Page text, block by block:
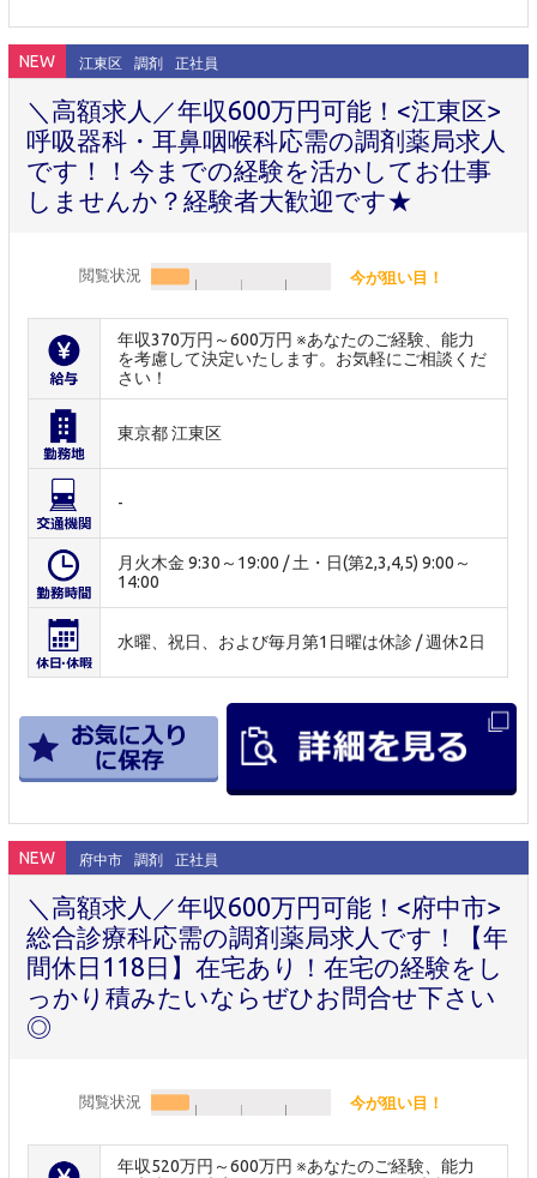
NEW 江東区 調剤 正社員
＼高額求人／年収600万円可能！<江東区>
呼吸器科・耳鼻咽喉科応需の調剤薬局求人
です！！今までの経験を活かしてお仕事
しませんか？経験者大歓迎です★
閲覧状況 今が狙い目！
年収370万円～600万円 ※あなたのご経験、能力
を考慮して決定いたします。お気軽にご相談くだ
さい！
東京都 江東区
-
月火木金 9:30～19:00 / 土・日(第2,3,4,5) 9:00～
14:00
水曜、祝日、および毎月第1日曜は休診 / 週休2日
NEW 府中市 調剤 正社員
＼高額求人／年収600万円可能！<府中市>
総合診療科応需の調剤薬局求人です！【年
間休日118日】在宅あり！在宅の経験をし
っかり積みたいならぜひお問合せ下さい
◎
閲覧状況 今が狙い目！
年収520万円～600万円 ※あなたのご経験、能力